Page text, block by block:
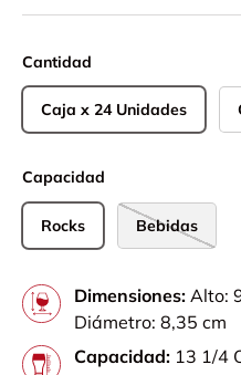
Cantidad
Caja x 24 Unidades
Capacidad
Rocks Bebidas
Dimensiones: Alto:
Diámetro: 8,35 cm
Capacidad: 13 1/4